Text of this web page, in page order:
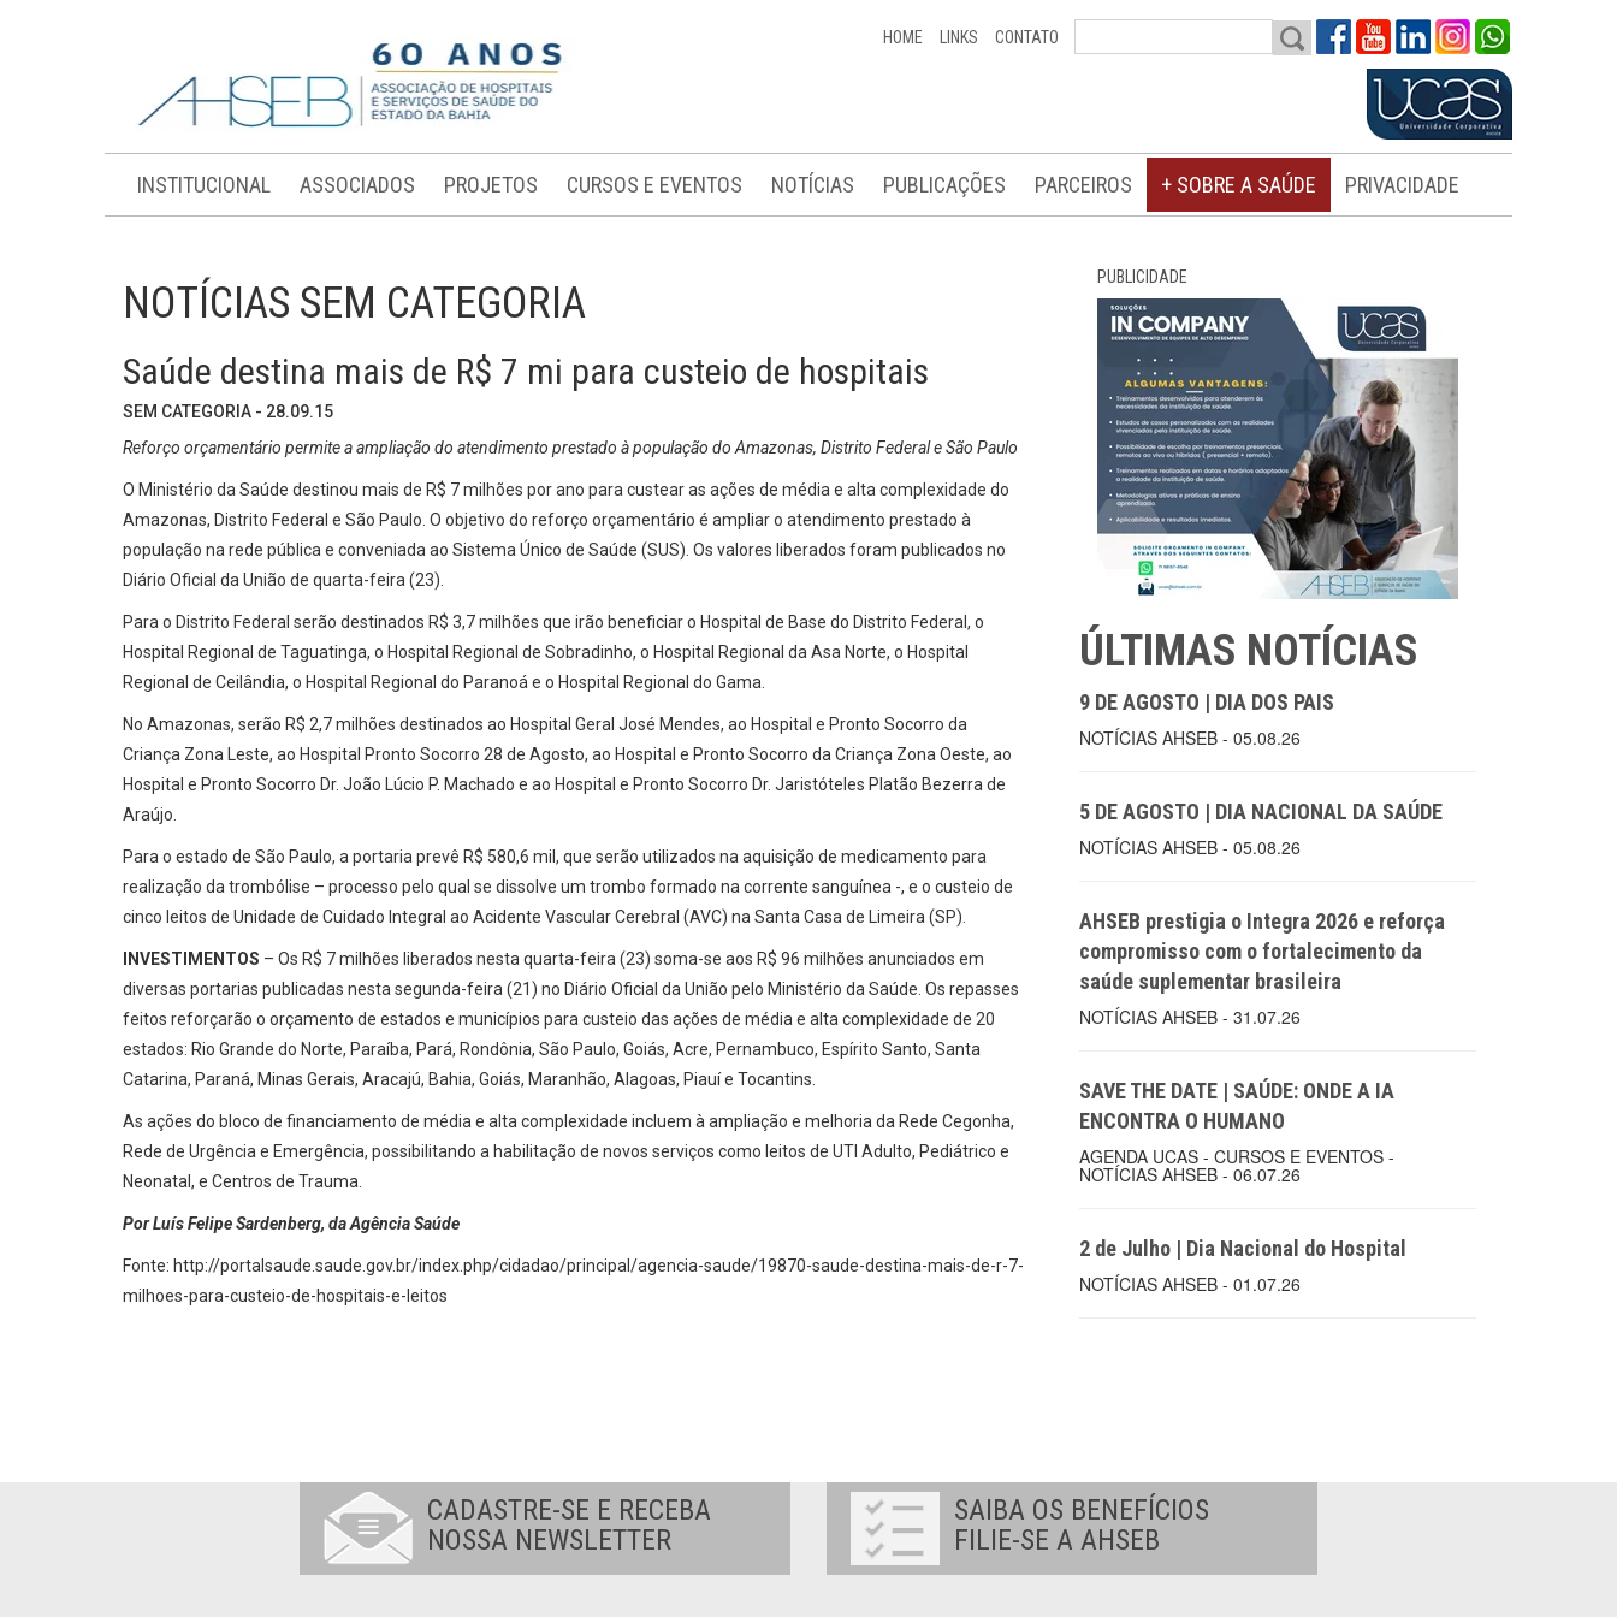
HOME LINKS CONTATO
INSTITUCIONAL ASSOCIADOS PROJETOS CURSOS E EVENTOS NOTÍCIAS PUBLICAÇÕES PARCEIROS + SOBRE A SAÚDE PRIVACIDADE
NOTÍCIAS SEM CATEGORIA
Saúde destina mais de R$ 7 mi para custeio de hospitais
SEM CATEGORIA - 28.09.15
Reforço orçamentário permite a ampliação do atendimento prestado à população do Amazonas, Distrito Federal e São Paulo
O Ministério da Saúde destinou mais de R$ 7 milhões por ano para custear as ações de média e alta complexidade do
Amazonas, Distrito Federal e São Paulo. O objetivo do reforço orçamentário é ampliar o atendimento prestado à
população na rede pública e conveniada ao Sistema Único de Saúde (SUS). Os valores liberados foram publicados no
Diário Oficial da União de quarta-feira (23).
Para o Distrito Federal serão destinados R$ 3,7 milhões que irão beneficiar o Hospital de Base do Distrito Federal, o
Hospital Regional de Taguatinga, o Hospital Regional de Sobradinho, o Hospital Regional da Asa Norte, o Hospital
Regional de Ceilândia, o Hospital Regional do Paranoá e o Hospital Regional do Gama.
No Amazonas, serão R$ 2,7 milhões destinados ao Hospital Geral José Mendes, ao Hospital e Pronto Socorro da
Criança Zona Leste, ao Hospital Pronto Socorro 28 de Agosto, ao Hospital e Pronto Socorro da Criança Zona Oeste, ao
Hospital e Pronto Socorro Dr. João Lúcio P. Machado e ao Hospital e Pronto Socorro Dr. Jaristóteles Platão Bezerra de
Araújo.
Para o estado de São Paulo, a portaria prevê R$ 580,6 mil, que serão utilizados na aquisição de medicamento para
realização da trombólise – processo pelo qual se dissolve um trombo formado na corrente sanguínea -, e o custeio de
cinco leitos de Unidade de Cuidado Integral ao Acidente Vascular Cerebral (AVC) na Santa Casa de Limeira (SP).
INVESTIMENTOS – Os R$ 7 milhões liberados nesta quarta-feira (23) soma-se aos R$ 96 milhões anunciados em
diversas portarias publicadas nesta segunda-feira (21) no Diário Oficial da União pelo Ministério da Saúde. Os repasses
feitos reforçarão o orçamento de estados e municípios para custeio das ações de média e alta complexidade de 20
estados: Rio Grande do Norte, Paraíba, Pará, Rondônia, São Paulo, Goiás, Acre, Pernambuco, Espírito Santo, Santa
Catarina, Paraná, Minas Gerais, Aracajú, Bahia, Goiás, Maranhão, Alagoas, Piauí e Tocantins.
As ações do bloco de financiamento de média e alta complexidade incluem à ampliação e melhoria da Rede Cegonha,
Rede de Urgência e Emergência, possibilitando a habilitação de novos serviços como leitos de UTI Adulto, Pediátrico e
Neonatal, e Centros de Trauma.
Por Luís Felipe Sardenberg, da Agência Saúde
Fonte: http://portalsaude.saude.gov.br/index.php/cidadao/principal/agencia-saude/19870-saude-destina-mais-de-r-7-
milhoes-para-custeio-de-hospitais-e-leitos
PUBLICIDADE
ÚLTIMAS NOTÍCIAS
9 DE AGOSTO | DIA DOS PAIS
NOTÍCIAS AHSEB - 05.08.26
5 DE AGOSTO | DIA NACIONAL DA SAÚDE
NOTÍCIAS AHSEB - 05.08.26
AHSEB prestigia o Integra 2026 e reforça
compromisso com o fortalecimento da
saúde suplementar brasileira
NOTÍCIAS AHSEB - 31.07.26
SAVE THE DATE | SAÚDE: ONDE A IA
ENCONTRA O HUMANO
AGENDA UCAS - CURSOS E EVENTOS -
NOTÍCIAS AHSEB - 06.07.26
2 de Julho | Dia Nacional do Hospital
NOTÍCIAS AHSEB - 01.07.26
CADASTRE-SE E RECEBA
NOSSA NEWSLETTER
SAIBA OS BENEFÍCIOS
FILIE-SE A AHSEB